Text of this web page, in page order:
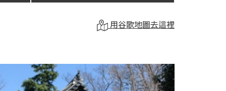
用谷歌地圖去這裡